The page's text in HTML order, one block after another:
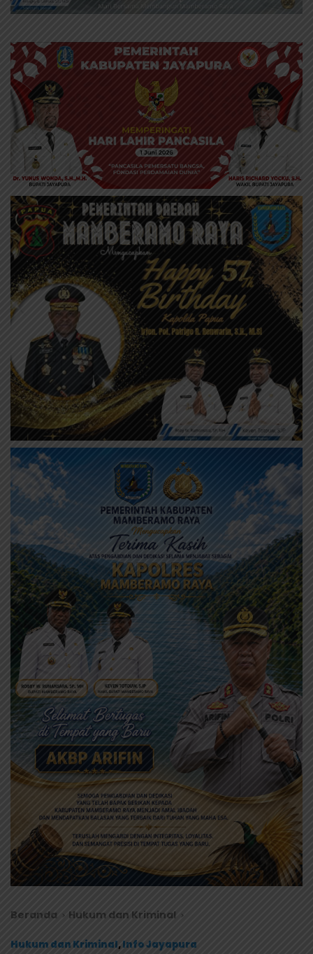
Beranda Hukum dan Kriminal
Hukum dan Kriminal,Info Jayapura